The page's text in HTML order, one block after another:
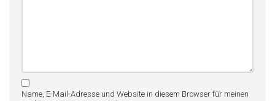
Name, E-Mail-Adresse und Website in diesem Browser für meinen